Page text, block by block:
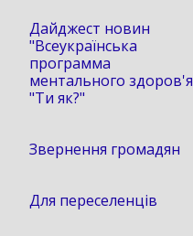
Дайджест новин
"Всеукраїнська
программа
ментального здоров'я
"Ти як?"
Звернення громадян
Для переселенців